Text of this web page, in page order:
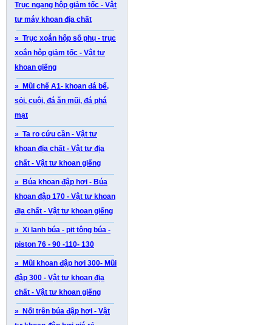
Trục ngang hộp giảm tốc - Vật
tư máy khoan địa chất
» Trục xoắn hộp số phụ - trục
xoắn hộp giảm tốc - Vật tư
khoan giếng
» Mũi chế A1- khoan đá bể,
sỏi, cuội, đá ăn mũi, đá phá
mạt
» Ta ro cứu cần - Vật tư
khoan địa chất - Vật tư địa
chất - Vật tư khoan giếng
» Búa khoan đập hơi - Búa
khoan đập 170 - Vật tư khoan
địa chất - Vật tư khoan giếng
» Xi lanh búa - pit tông búa -
piston 76 - 90 -110- 130
» Mũi khoan đập hơi 300- Mũi
đập 300 - Vật tư khoan địa
chất - Vật tư khoan giếng
» Nối trên búa đập hơi - Vật